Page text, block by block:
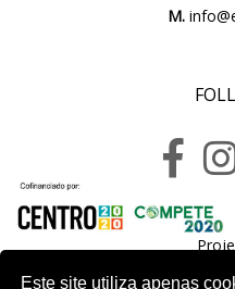
Este site utiliza apenas
M.